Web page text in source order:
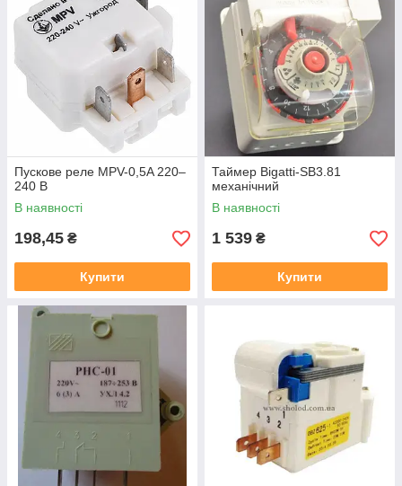
Пускове реле MPV-0,5A 220–
240 В
В наявності
198,45 ₴
Купити
Таймер Bigatti-SB3.81
механічний
В наявності
1 539 ₴
Купити